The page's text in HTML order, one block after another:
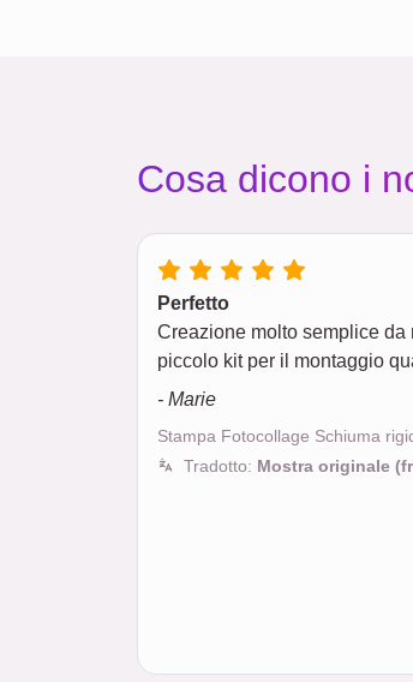
Cosa dicono i
Perfetto
Creazione molto semplice da
piccolo kit per il montaggio
- Marie
Stampa Fotocollage Schiuma
Tradotto: Mostra originale